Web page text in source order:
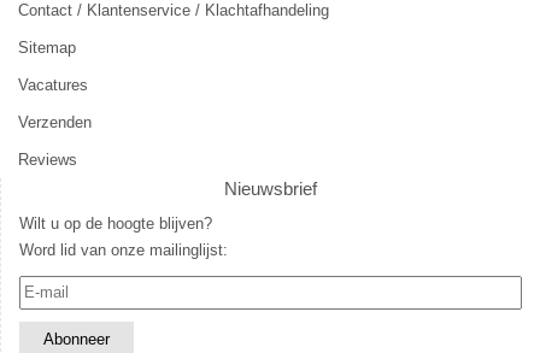
Contact / Klantenservice / Klachtafhandeling
Sitemap
Vacatures
Verzenden
Reviews
Nieuwsbrief
Wilt u op de hoogte blijven?
Word lid van onze mailinglijst: